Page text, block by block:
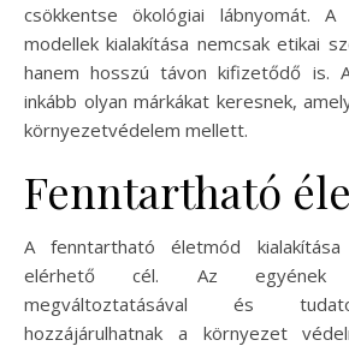
csökkentse ökológiai lábnyomát.
modellek kialakítása nemcsak etikai
hanem hosszú távon kifizetődő is.
inkább olyan márkákat keresnek,
környezetvédelem mellett.
Fenntartható
A fenntartható életmód kialakítása
elérhető cél. Az egyének
megváltoztatásával és
hozzájárulhatnak a környezet